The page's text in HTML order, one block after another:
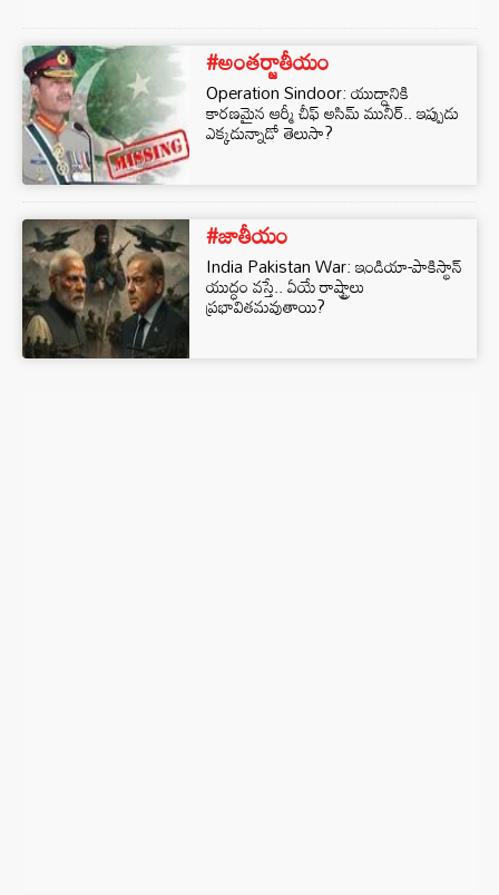
#అంతర్జాతీయం
Operation Sindoor: యుద్ధానికి
కారణమైన ఆర్మీ చీఫ్ అసిమ్ మునీర్.. ఇప్పుడు
ఎక్కడున్నాడో తెలుసా?
#జాతీయం
India Pakistan War: ఇండియా-పాకిస్థాన్
యుద్ధం వస్తే.. ఏయే రాష్ట్రాలు
ప్రభావితమవుతాయి?